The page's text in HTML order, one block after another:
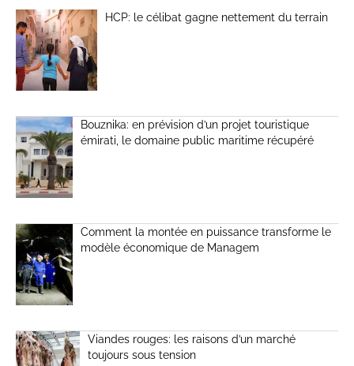
HCP: le célibat gagne nettement du terrain
Bouznika: en prévision d’un projet touristique
émirati, le domaine public maritime récupéré
Comment la montée en puissance transforme le
modèle économique de Managem
Viandes rouges: les raisons d’un marché
toujours sous tension